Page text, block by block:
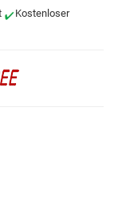
Kostenloser